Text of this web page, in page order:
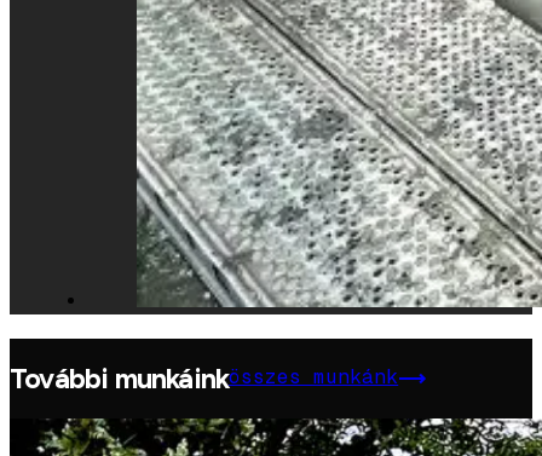
További munkáinkösszes munkánk